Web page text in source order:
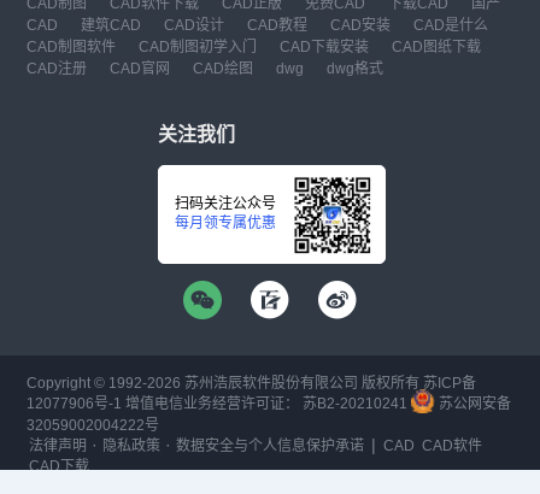
CAD制图 CAD软件下载 CAD正版 免费CAD 下载CAD
国产
CAD
建筑CAD CAD设计 CAD教程 CAD安装
CAD是什么
CAD制图软件
CAD制图初学入门 CAD下载安装
CAD图纸下载
CAD注册
CAD官网 CAD绘图 dwg dwg格式
关注我们
扫码关注公众号
每月领专属优惠
Copyright © 1992-2026 苏州浩辰软件股份有限公司 版权所有 苏ICP备
12077906号-1 增值电信业务经营许可证： 苏B2-20210241
苏公网安备
32059002004222号
法律声明 · 隐私政策 ·数据安全与个人信息保护承诺 | CAD CAD软件
CAD下载